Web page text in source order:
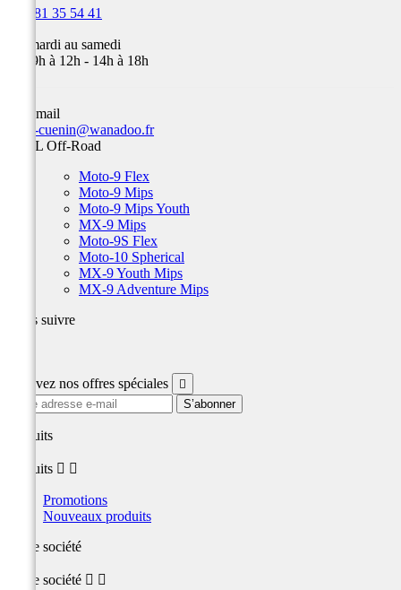
03 81 35 54 41
Du mardi au samedi
de 09h à 12h - 14h à 18h
Par email
team-cuenin@wanadoo.fr
BELL Off-Road
Moto-9 Flex
Moto-9 Mips
Moto-9 Mips Youth
MX-9 Mips
Moto-9S Flex
Moto-10 Spherical
MX-9 Youth Mips
MX-9 Adventure Mips
Nous suivre
Recevez nos offres spéciales 
produits
produits  
Promotions
Nouveaux produits
Notre société
Notre société  